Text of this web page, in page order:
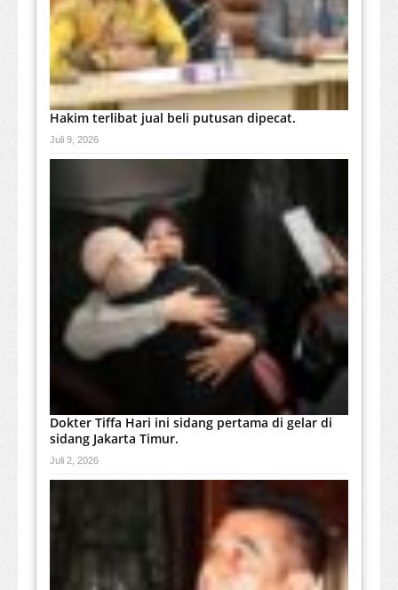
Hakim terlibat jual beli putusan dipecat.
Juli 9, 2026
Dokter Tiffa Hari ini sidang pertama di gelar di
sidang Jakarta Timur.
Juli 2, 2026